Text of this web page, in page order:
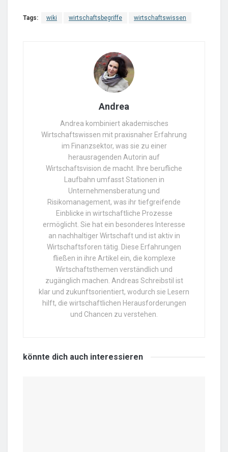
Tags: wiki wirtschaftsbegriffe wirtschaftswissen
Andrea
Andrea kombiniert akademisches
Wirtschaftswissen mit praxisnaher Erfahrung
im Finanzsektor, was sie zu einer
herausragenden Autorin auf
Wirtschaftsvision.de macht. Ihre berufliche
Laufbahn umfasst Stationen in
Unternehmensberatung und
Risikomanagement, was ihr tiefgreifende
Einblicke in wirtschaftliche Prozesse
ermöglicht. Sie hat ein besonderes Interesse
an nachhaltiger Wirtschaft und ist aktiv in
Wirtschaftsforen tätig. Diese Erfahrungen
fließen in ihre Artikel ein, die komplexe
Wirtschaftsthemen verständlich und
zugänglich machen. Andreas Schreibstil ist
klar und zukunftsorientiert, wodurch sie Lesern
hilft, die wirtschaftlichen Herausforderungen
und Chancen zu verstehen.
könnte dich auch interessieren